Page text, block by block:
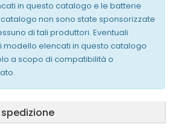
in questo catalogo e le batterie
non sono state sponsorizzate
di tali produttori. Eventuali
modello elencati in questo catalogo
a scopo di compatibilità o